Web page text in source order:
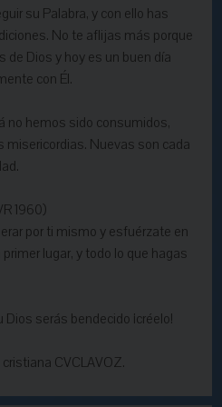
su Palabra, y con ello has
No te aflijas más porque
de Dios y hoy es un buen día
con Él.
no hemos sido consumidos,
misericordias. Nuevas son cada
1960)
por ti mismo y esfuérzate en
lugar, y todo lo que hagas
serás bendecido ¡créelo!
CVCLAVOZ.